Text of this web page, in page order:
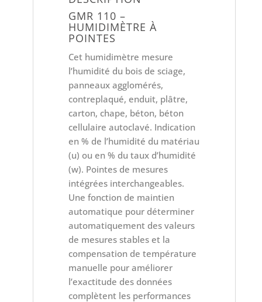
GMR 110 –
HUMIDIMÈTRE À
POINTES
Cet humidimètre mesure
l’humidité du bois de sciage,
panneaux agglomérés,
contreplaqué, enduit, plâtre,
carton, chape, béton, béton
cellulaire autoclavé. Indication
en % de l’humidité du matériau
(u) ou en % du taux d’humidité
(w). Pointes de mesures
intégrées interchangeables.
Une fonction de maintien
automatique pour déterminer
automatiquement des valeurs
de mesures stables et la
compensation de température
manuelle pour améliorer
l’exactitude des données
complètent les performances